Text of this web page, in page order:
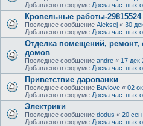
Добавлено в форуме Доска частных
Кровельные работы-29815524
Последнее сообщение Aleksej « 30
Добавлено в форуме Доска частных
Отделка помещений, ремонт,
домов
Последнее сообщение andre « 17 дек
Добавлено в форуме Доска частных
Приветcтвие дарованки
Последнее сообщение Buvlove « 02
Добавлено в форуме Доска частных
Электрики
Последнее сообщение dodus « 20 сен
Добавлено в форуме Доска частных